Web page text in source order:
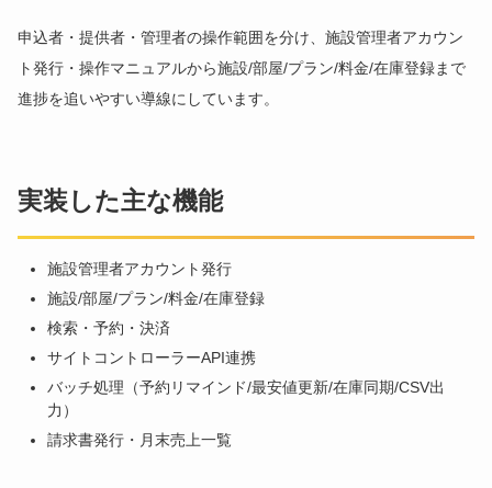
申込者・提供者・管理者の操作範囲を分け、施設管理者アカウン
ト発行・操作マニュアルから施設/部屋/プラン/料金/在庫登録まで
進捗を追いやすい導線にしています。
実装した主な機能
施設管理者アカウント発行
施設/部屋/プラン/料金/在庫登録
検索・予約・決済
サイトコントローラーAPI連携
バッチ処理（予約リマインド/最安値更新/在庫同期/CSV出
力）
請求書発行・月末売上一覧